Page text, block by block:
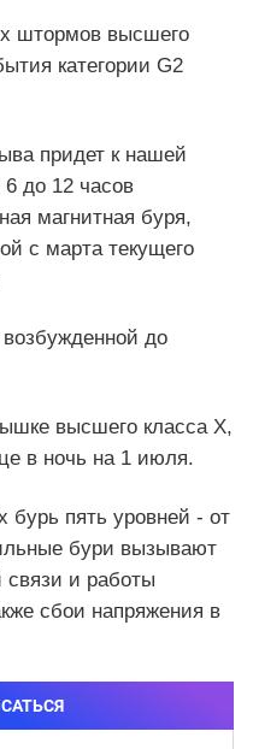
штормов высшего
категории G2
придет к нашей
6 до 12 часов
магнитная буря,
с марта текущего
до
высшего класса X,
в ночь на 1 июля.
бурь пять уровней - от
бури вызывают
связи и работы
сбои напряжения в